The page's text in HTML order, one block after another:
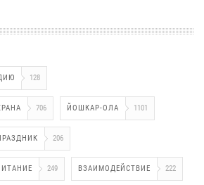
128
706 ЙОШКАР-ОЛА 1101
206
249 ВЗАИМОДЕЙСТВИЕ 222